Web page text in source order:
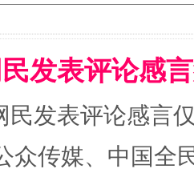
发表评论感
民发表评论感言
众传媒、中国全